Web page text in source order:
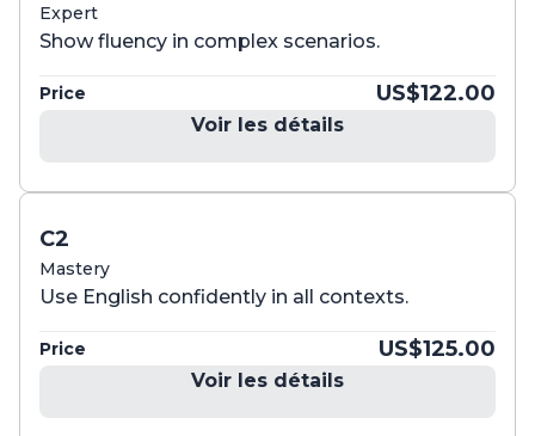
Expert
Show fluency in complex scenarios.
Price US$122.00
Voir les détails
C2
Mastery
Use English confidently in all contexts.
Price US$125.00
Voir les détails